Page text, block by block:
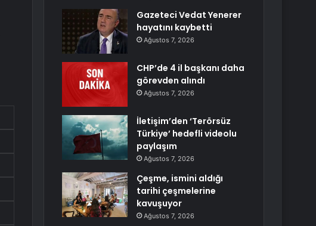
Gazeteci Vedat Yenerer
hayatını kaybetti
Ağustos 7, 2026
CHP’de 4 il başkanı daha
görevden alındı
Ağustos 7, 2026
İletişim’den ‘Terörsüz
Türkiye’ hedefli videolu
paylaşım
Ağustos 7, 2026
Çeşme, ismini aldığı
tarihi çeşmelerine
kavuşuyor
Ağustos 7, 2026